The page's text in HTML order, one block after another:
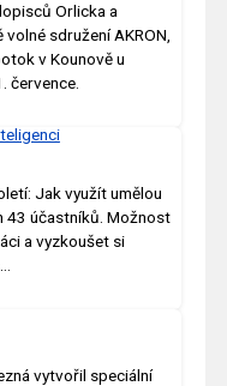
Orlicka a
sdružení AKRON,
v Kounově u
července.
Jak využít umělou
43 účastníků. Možnost
a vyzkoušet si
vytvořil speciální